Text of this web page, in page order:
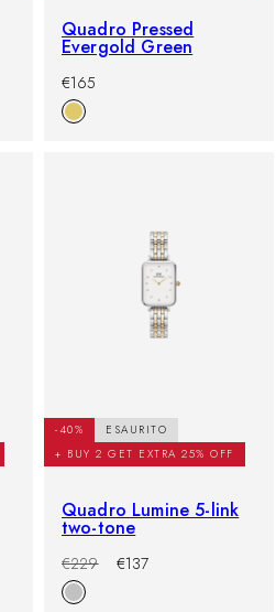
Quadro Pressed
Evergold Green
-
%
Prezzo
di
listino
€165
-40%
ESAURITO
+ BUY 2 GET EXTRA 25% OFF
Quadro Lumine 5-link
two-tone
-40%
Prezzo
di
listino
€229
Prezzo
€137